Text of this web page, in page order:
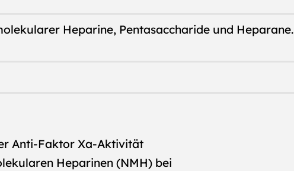
Heparine, Pentasaccharide und Heparane.
Anti-Faktor Xa-Aktivität
Heparinen (NMH) bei